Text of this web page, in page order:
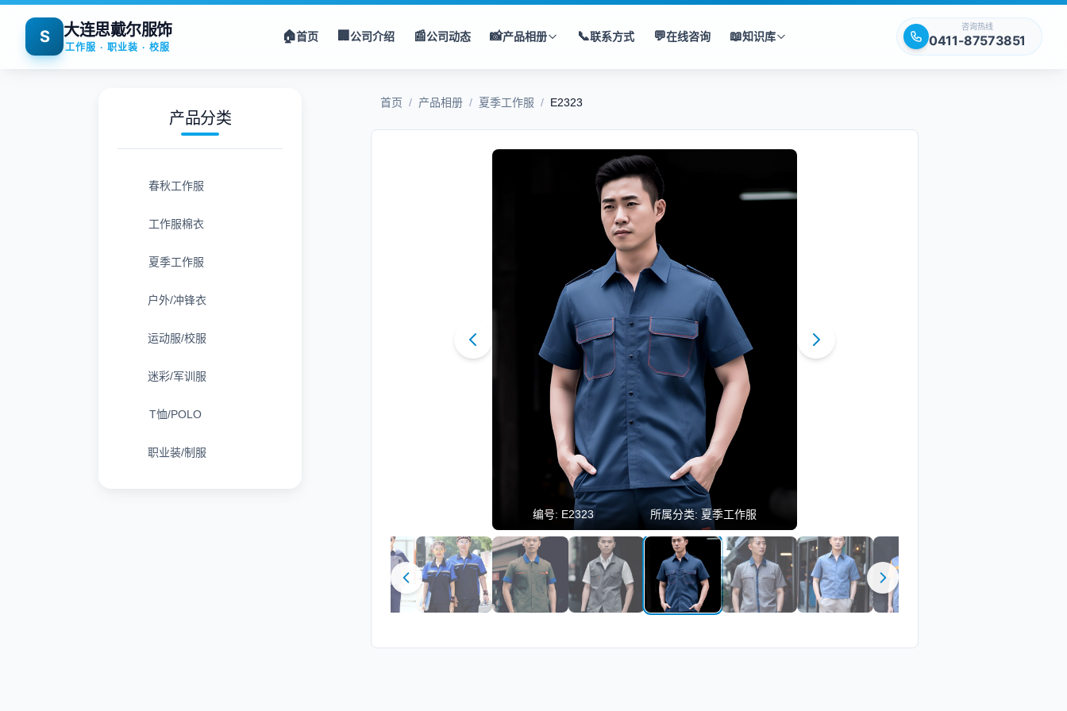
S 大连思戴尔服饰
工作服 · 职业装 · 校服
🏠首页 🏢公司介绍 📰公司动态 📸产品相册 📞联系方式 💬在线咨询 📖知识库
咨询热线
0411-87573851
产品分类
春秋工作服
工作服棉衣
夏季工作服
户外/冲锋衣
运动服/校服
迷彩/军训服
T恤/POLO
职业装/制服
首页 / 产品相册 / 夏季工作服 / E2323
编号: E2323 所属分类: 夏季工作服